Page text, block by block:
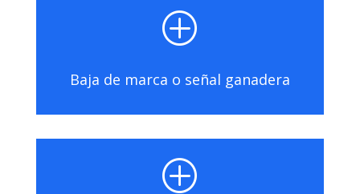
P
Baja de marca o señal ganadera
P